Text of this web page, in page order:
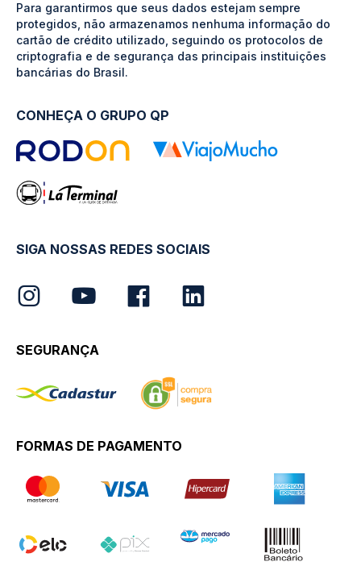
Para garantirmos que seus dados estejam sempre
protegidos, não armazenamos nenhuma informação do
cartão de crédito utilizado, seguindo os protocolos de
criptografia e de segurança das principais instituições
bancárias do Brasil.
CONHEÇA O GRUPO QP
SIGA NOSSAS REDES SOCIAIS
SEGURANÇA
FORMAS DE PAGAMENTO